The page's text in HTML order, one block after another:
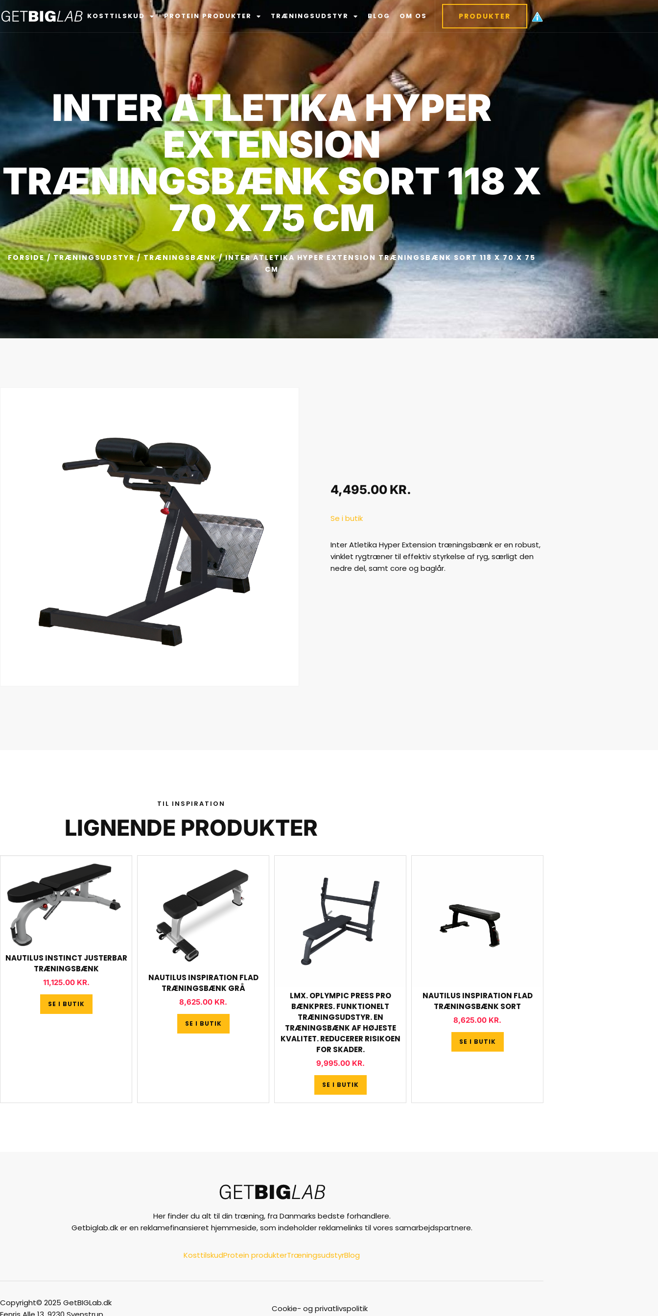
KOSTTILSKUD PROTEIN PRODUKTER TRÆNINGSUDSTYR BLOG OM OS PRODUKTER
INTER ATLETIKA HYPER
EXTENSION
TRÆNINGSBÆNK SORT 118 X
70 X 75 CM
FORSIDE/TRÆNINGSUDSTYR/TRÆNINGSBÆNK/ INTER ATLETIKA HYPER EXTENSION TRÆNINGSBÆNK SORT 118 X 70 X 75
CM
4,495.00 KR.
Se i butik
Inter Atletika Hyper Extension træningsbænk er en robust,
vinklet rygtræner til effektiv styrkelse af ryg, særligt den
nedre del, samt core og baglår.
TIL INSPIRATION
LIGNENDE PRODUKTER
NAUTILUS INSTINCT JUSTERBAR
TRÆNINGSBÆNK
11,125.00 KR.
SE I BUTIK
NAUTILUS INSPIRATION FLAD
TRÆNINGSBÆNK GRÅ
8,625.00 KR.
SE I BUTIK
LMX. OPLYMPIC PRESS PRO
BÆNKPRES. FUNKTIONELT
TRÆNINGSUDSTYR. EN
TRÆNINGSBÆNK AF HØJESTE
KVALITET. REDUCERER RISIKOEN
FOR SKADER.
9,995.00 KR.
SE I BUTIK
NAUTILUS INSPIRATION FLAD
TRÆNINGSBÆNK SORT
8,625.00 KR.
SE I BUTIK
Her finder du alt til din træning, fra Danmarks bedste forhandlere.
Getbiglab.dk er en reklamefinansieret hjemmeside, som indeholder reklamelinks til vores samarbejdspartnere.
KosttilskudProtein produkterTræningsudstyrBlog
Copyright© 2025 GetBIGLab.dk
Cookie- og privatlivspolitik